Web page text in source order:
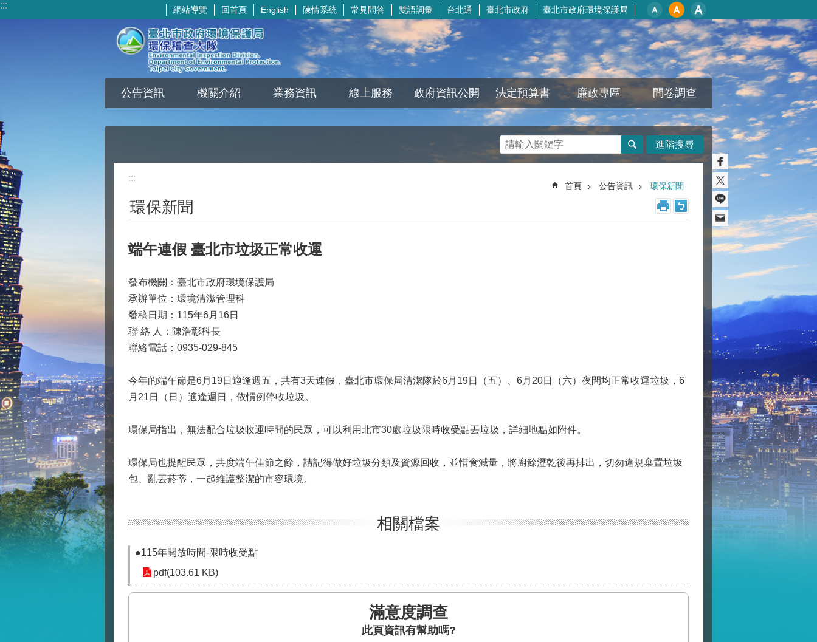
跳到主要內容區塊
::: 網站導覽 回首頁 English 陳情系統 常見問答 雙語詞彙 台北通 臺北市政府 臺北市政府環境保護局
公告資訊 機關介紹 業務資訊 線上服務 政府資訊公開 法定預算書 廉政專區 問卷調查
進階搜尋
:::
首頁 公告資訊 環保新聞
環保新聞
端午連假 臺北市垃圾正常收運
發布機關：臺北市政府環境保護局
承辦單位：環境清潔管理科
發稿日期：115年6月16日
聯 絡 人：陳浩彰科長
聯絡電話：0935-029-845
今年的端午節是6月19日適逢週五，共有3天連假，臺北市環保局清潔隊於6月19日（五）、6月20日（六）夜間均正常收運垃圾，6
月21日（日）適逢週日，依慣例停收垃圾。
環保局指出，無法配合垃圾收運時間的民眾，可以利用北市30處垃圾限時收受點丟垃圾，詳細地點如附件。
環保局也提醒民眾，共度端午佳節之餘，請記得做好垃圾分類及資源回收，並惜食減量，將廚餘瀝乾後再排出，切勿違規棄置垃圾
包、亂丟菸蒂，一起維護整潔的市容環境。
相關檔案
●115年開放時間-限時收受點
pdf(103.61 KB)
滿意度調查
此頁資訊有幫助嗎?